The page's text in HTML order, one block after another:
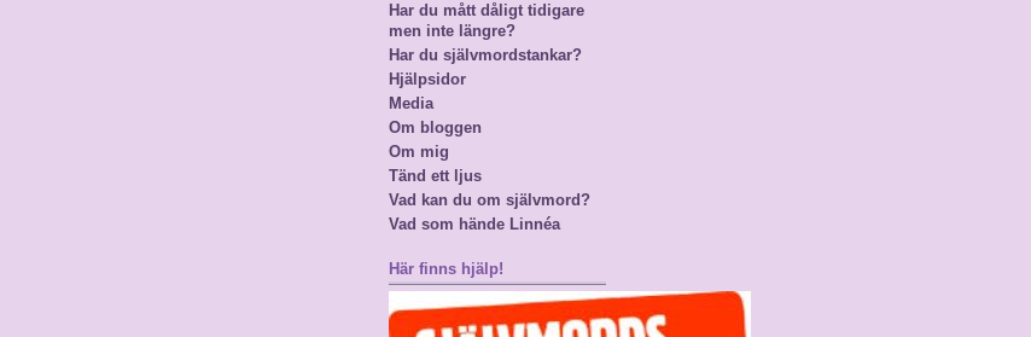
Har du mått dåligt tidigare
men inte längre?
Har du självmordstankar?
Hjälpsidor
Media
Om bloggen
Om mig
Tänd ett ljus
Vad kan du om självmord?
Vad som hände Linnéa
Här finns hjälp!